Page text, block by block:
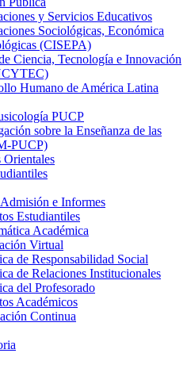
y Servicios Educativos
Sociológicas, Económica
(CISEPA)
Ciencia, Tecnología e Innovación
Humano de América Latina
PUCP
sobre la Enseñanza de las
PUCP)
Orientales
e Informes
Estudiantiles
Académica
Virtual
de Responsabilidad Social
de Relaciones Institucionales
del Profesorado
Académicos
Continua